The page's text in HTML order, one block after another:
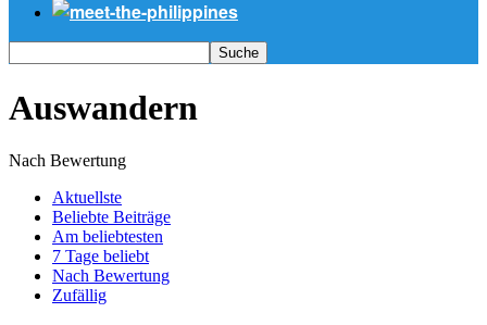
Auswandern
Nach Bewertung
Aktuellste
Beliebte Beiträge
Am beliebtesten
7 Tage beliebt
Nach Bewertung
Zufällig